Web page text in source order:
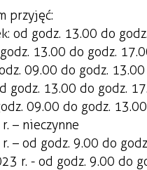
przyjęć:
od godz. 13.00 do
13.00 do godz.
09.00 do godz. 13.00
godz. 13.00 do godz.
09.00 do godz. 13.00
– nieczynne
– od godz. 9.00 do
r. - od godz. 9.00 do